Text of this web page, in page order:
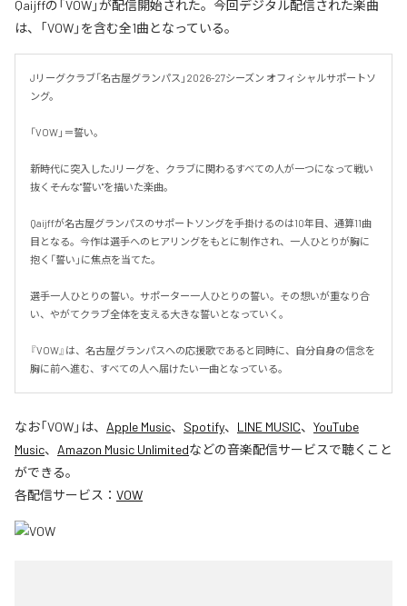
Qaijffの「VOW」が配信開始された。今回デジタル配信された楽曲
は、「VOW」を含む全1曲となっている。
Jリーグクラブ「名古屋グランパス」2026-27シーズン オフィシャルサポートソ
ング。
「VOW」＝誓い。
新時代に突入したJリーグを、クラブに関わるすべての人が一つになって戦い
抜く――そんな"誓い"を描いた楽曲。
Qaijffが名古屋グランパスのサポートソングを手掛けるのは10年目、通算11曲
目となる。今作は選手へのヒアリングをもとに制作され、一人ひとりが胸に
抱く「誓い」に焦点を当てた。
選手一人ひとりの誓い。サポーター一人ひとりの誓い。その想いが重なり合
い、やがてクラブ全体を支える大きな誓いとなっていく。
『VOW』は、名古屋グランパスへの応援歌であると同時に、自分自身の信念を
胸に前へ進む、すべての人へ届けたい一曲となっている。
なお「VOW」は、 Apple Music、 Spotify、 LINE MUSIC、 YouTube
Music、 Amazon Music Unlimitedなどの音楽配信サービスで聴くこと
ができる。
各配信サービス： VOW